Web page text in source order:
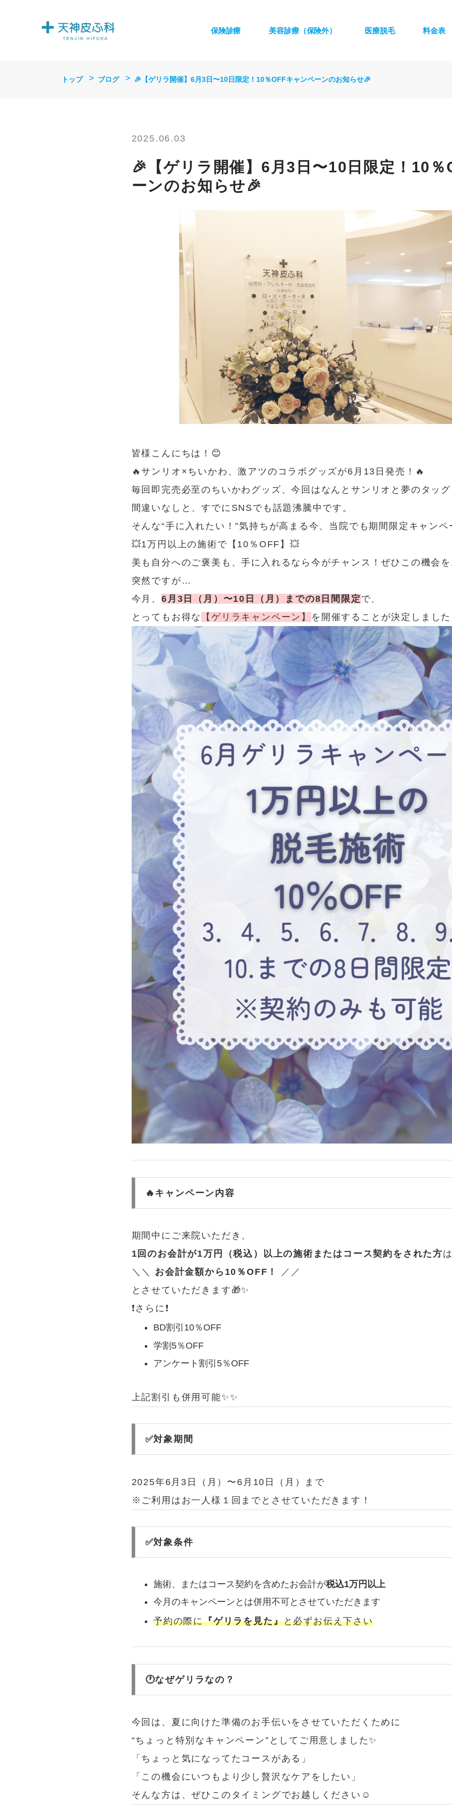
保険診療 美容診療（保険外） 医療脱毛 料金表
トップ ブログ 🎉【ゲリラ開催】6月3日〜10日限定！10％OFFキャンペーンのお知らせ🎉
2025.06.03
🎉【ゲリラ開催】6月3日〜10日限定！10
ーンのお知らせ🎉
皆様こんにちは！😊
🔥サンリオ×ちいかわ、激アツのコラボグッズが6月13日発売！🔥
毎回即完売必至のちいかわグッズ、今回はなんとサンリオと夢のタッ
間違いなしと、すでにSNSでも話題沸騰中です。
そんな“手に入れたい！”気持ちが高まる今、当院でも期間限定キャン
💥1万円以上の施術で【10％OFF】💥
美も自分へのご褒美も、手に入れるなら今がチャンス！ぜひこの機会
突然ですが…
今月、 6月3日（月）〜10日（月）までの8日間限定 で、
とってもお得な
【ゲリラキャンペーン】 を開催することが決定しまし
🔥キャンペーン内容
期間中にご来院いただき、
1回のお会計が1万円（税込）以上の施術またはコース契約をされた方
＼＼ お会計金額から10％OFF！
／／
とさせていただきます🎁✨
❗️さらに❗️
BD割引10％OFF
学割5％OFF
アンケート割引5％OFF
上記割引も併用可能✨️✨️
✅対象期間
2025年6月3日（月）〜6月10日（月）まで
※ご利用はお一人様１回までとさせていただきます！
✅対象条件
施術、またはコース契約を含めたお会計が税込1万円以上
今月のキャンペーンとは併用不可とさせていただきます
予約の際に『ゲリラを見た』と必ずお伝え下さい
🕐なぜゲリラなの？
今回は、夏に向けた準備のお手伝いをさせていただくために
“ちょっと特別なキャンペーン”としてご用意しました✨
「ちょっと気になってたコースがある」
「この機会にいつもより少し贅沢なケアをしたい」
そんな方は、ぜひこのタイミングでお越しください☺️